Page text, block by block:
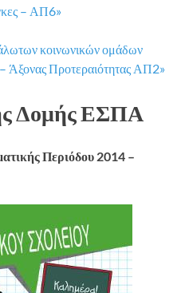
– ΑΠ6»
κοινωνικών ομάδων
Άξονας Προτεραιότητας ΑΠ2»
Δομής ΕΣΠΑ
Περιόδου 2014 –